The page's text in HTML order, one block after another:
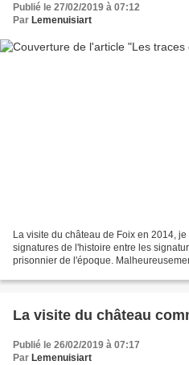
Publié le 27/02/2019 à 07:12
Par Lemenuisiart
La visite du château de Foix en 2014,
signatures de l'histoire entre les
prisonnier de l'époque.
La visite du château
Publié le 26/02/2019 à 07:17
Par Lemenuisiart